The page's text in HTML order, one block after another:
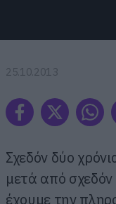
25.10.2013
Σχεδόν δύο
μετά από σχεδόν
έχουμε την